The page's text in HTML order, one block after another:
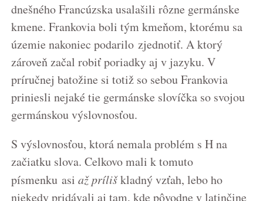
dnešného Francúzska usalašili rôzne germánske
kmene. Frankovia boli tým kmeňom, ktorému sa
územie nakoniec podarilo zjednotiť. A ktorý
zároveň začal robiť poriadky aj v jazyku. V
príručnej batožine si totiž so sebou Frankovia
priniesli nejaké tie germánske slovíčka so svojou
germánskou výslovnosťou.
S výslovnosťou, ktorá nemala problém s H na
začiatku slova. Celkovo mali k tomuto
písmenku asi až príliškladný vzťah, lebo ho
niekedy pridávali aj tam, kde pôvodne v latinčine